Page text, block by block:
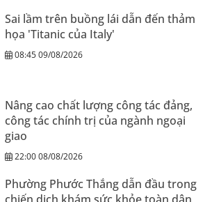
Sai lầm trên buồng lái dẫn đến thảm
họa 'Titanic của Italy'
08:45 09/08/2026
Nâng cao chất lượng công tác đảng,
công tác chính trị của ngành ngoại
giao
22:00 08/08/2026
Phường Phước Thắng dẫn đầu trong
chiến dịch khám sức khỏe toàn dân